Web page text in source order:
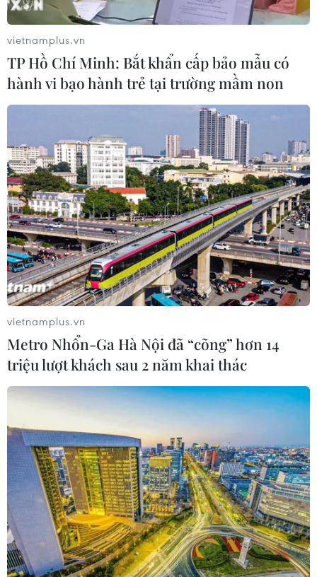
#CPI #lạm phát cơ bản
#vật liệu xây dựng
#thực phẩm
#Tổng cục Thống kê
Theo dõi VietnamPlus
TIN LIÊN QUAN
vietnamplus.vn
TP Hồ Chí Minh: Bắt khẩn cấp bảo mẫu có
hành vi bạo hành trẻ tại trường mầm non
vietnamplus.vn
Metro Nhổn-Ga Hà Nội đã “cõng” hơn 14
triệu lượt khách sau 2 năm khai thác